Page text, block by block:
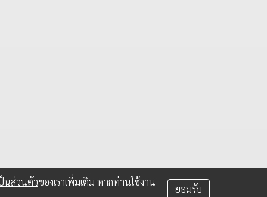
นส่วนตัวของเราเพิ่มเติม หากท่านใช้งาน
ยอมรับ